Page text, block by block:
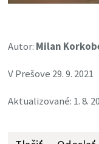
Autor: Milan
V Prešove 29. 9. 2021
Aktualizované: 1. 8.